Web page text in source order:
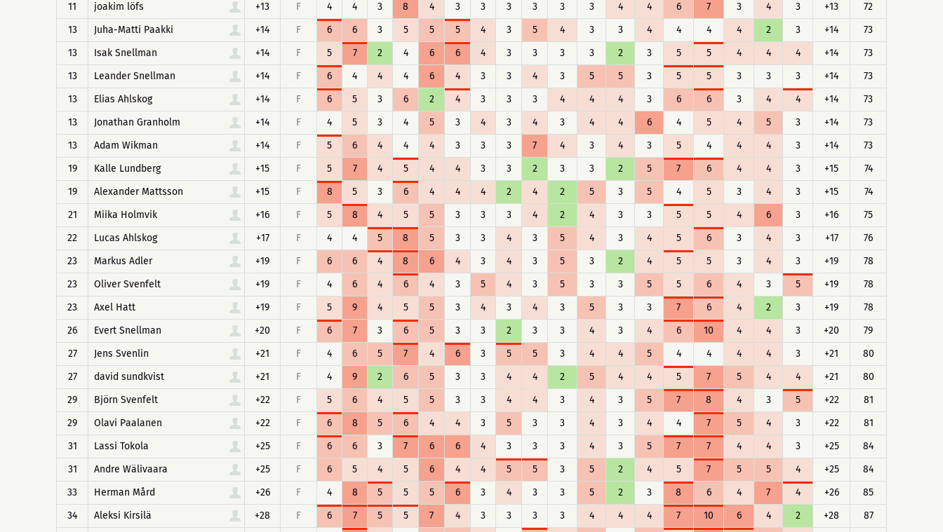
11
joakim löfs +13 F 4 4 3 8 4 3 3 3 3 3 3 4 4 6 7 3 4 3 +13
72
13
Juha-Matti Paakki +14 F 6 6 3 5 5 5 4 3 5 4 3 3 4 4 4 4 2 3 +14
73
13
Isak Snellman +14 F 5 7 2 4 6 6 4 3 3 3 3 2 3 5 5 4 4 4 +14
73
13
Leander Snellman +14 F 6 4 4 4 6 4 3 3 4 3 5 5 3 5 5 3 3 3 +14
73
13
Elias Ahlskog +14 F 6 5 3 6 2 4 3 3 3 4 4 4 3 6 6 3 4 4 +14
73
13
Jonathan Granholm +14 F 4 5 3 4 5 3 4 3 4 3 4 4 6 4 5 4 5 3 +14
73
13
Adam Wikman +14 F 5 6 4 4 4 3 3 3 7 4 3 4 3 5 4 4 4 3 +14
73
19
Kalle Lundberg +15 F 5 7 4 5 4 4 3 3 2 3 3 2 5 7 6 4 4 3 +15
74
19
Alexander Mattsson +15 F 8 5 3 6 4 4 4 2 4 2 5 3 5 4 5 3 4 3 +15
74
21
Miika Holmvik +16 F 5 8 4 5 5 3 3 3 4 2 4 3 3 5 5 4 6 3 +16
75
22
Lucas Ahlskog +17 F 4 4 5 8 5 3 3 4 3 5 4 3 4 5 6 3 4 3 +17
76
23
Markus Adler +19 F 6 6 4 8 6 4 3 4 3 5 3 2 4 5 5 3 4 3 +19
78
23
Oliver Svenfelt +19 F 4 6 4 6 4 3 5 4 3 5 3 3 5 5 6 4 3 5 +19
78
23
Axel Hatt +19 F 5 9 4 5 5 3 4 3 4 3 5 3 3 7 6 4 2 3 +19
78
26
Evert Snellman +20 F 6 7 3 6 5 3 3 2 3 3 4 3 4 6 10 4 4 3 +20
79
27
Jens Svenlin +21 F 4 6 5 7 4 6 3 5 5 3 4 4 5 4 4 4 4 3 +21
80
27
david sundkvist +21 F 4 9 2 6 5 3 3 4 4 2 5 4 4 5 7 5 4 4 +21
80
29
Björn Svenfelt +22 F 5 6 4 5 5 3 3 4 4 3 4 3 5 7 8 4 3 5 +22
81
29
Olavi Paalanen +22 F 6 8 5 6 4 4 3 5 3 3 4 3 4 4 7 5 4 3 +22
81
31
Lassi Tokola +25 F 6 6 3 7 6 6 4 3 3 3 4 3 5 7 7 4 4 3 +25
84
31
Andre Wälivaara +25 F 6 5 4 5 6 4 4 5 5 3 5 2 4 5 7 5 5 4 +25
84
33
Herman Mård +26 F 4 8 5 5 5 6 3 4 3 3 5 2 3 8 6 4 7 4 +26
85
34
Aleksi Kirsilä +28 F 6 7 5 5 7 4 3 3 3 3 4 4 4 7 10 6 4 2 +28
87